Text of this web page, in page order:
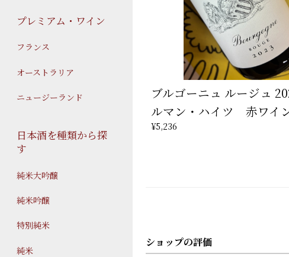
プレミアム・ワイン
フランス
オーストラリア
ニュージーランド
日本酒を種類から探
す
純米大吟醸
純米吟醸
特別純米
純米
ブルゴーニュ ルージュ
ルマン・ハイツ 赤ワイ
¥5,236
ショップの評価